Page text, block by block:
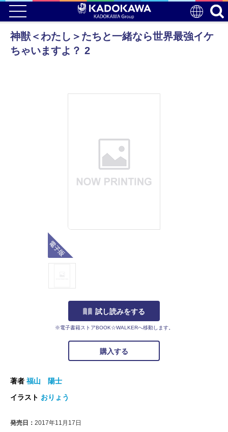
神獣＜わたし＞たちと一緒なら世界最強イケ
ちゃいますよ？ 2
試し読みをする
※電子書籍ストアBOOK☆WALKERへ移動します。
購入する
著者 福山 陽士
イラスト おりょう
発売日： 2017年11月17日